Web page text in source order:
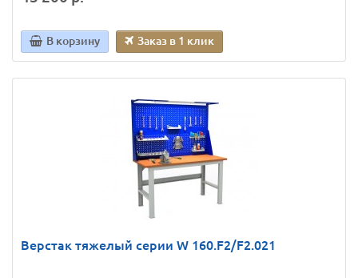
В корзину Заказ в 1 клик
Верстак тяжелый серии W 160.F2/F2.021